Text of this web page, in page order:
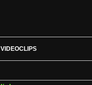
VIDEOCLIPS